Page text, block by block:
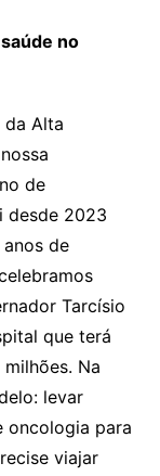
no
da Alta
de
desde 2023
de
Tarcísio
que terá
Na
levar
oncologia para
viajar